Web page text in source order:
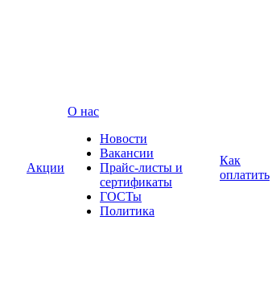
Акции
О нас
Новости
Вакансии
Прайс-листы и
сертификаты
ГОСТы
Политика
Как
оплатить